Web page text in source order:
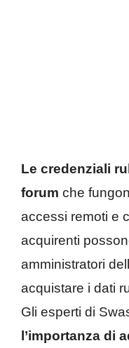
Le credenziali
forum che
accessi remoti e
acquirenti
amministratori
acquistare i dati
Gli esperti di
l’importanza di